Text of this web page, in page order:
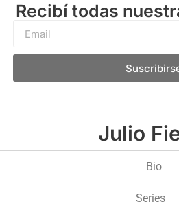
Recibí todas
Julio
Bio
Series